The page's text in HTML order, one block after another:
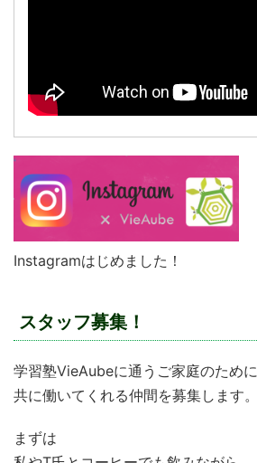
Instagramはじめました！
スタッフ募集！
学習塾VieAubeに通うご家庭のために
共に働いてくれる仲間を募集します。
まずは